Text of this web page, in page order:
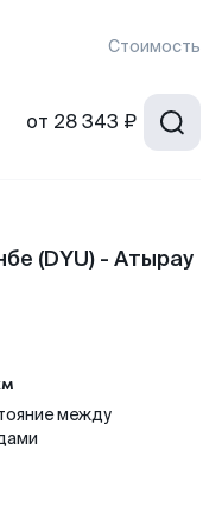
Стоимость
от 28 343 ₽
(DYU) - Атырау
между